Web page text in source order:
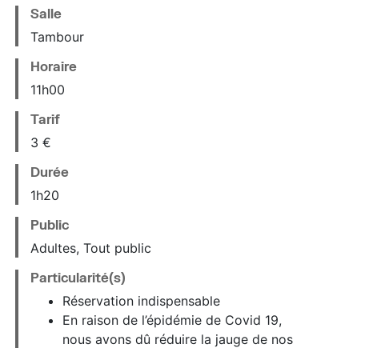
Salle
Tambour
Horaire
11h00
Tarif
3 €
Durée
1h20
Public
Adultes, Tout public
Particularité(s)
Réservation indispensable
En raison de l’épidémie de Covid 19,
nous avons dû réduire la jauge de nos